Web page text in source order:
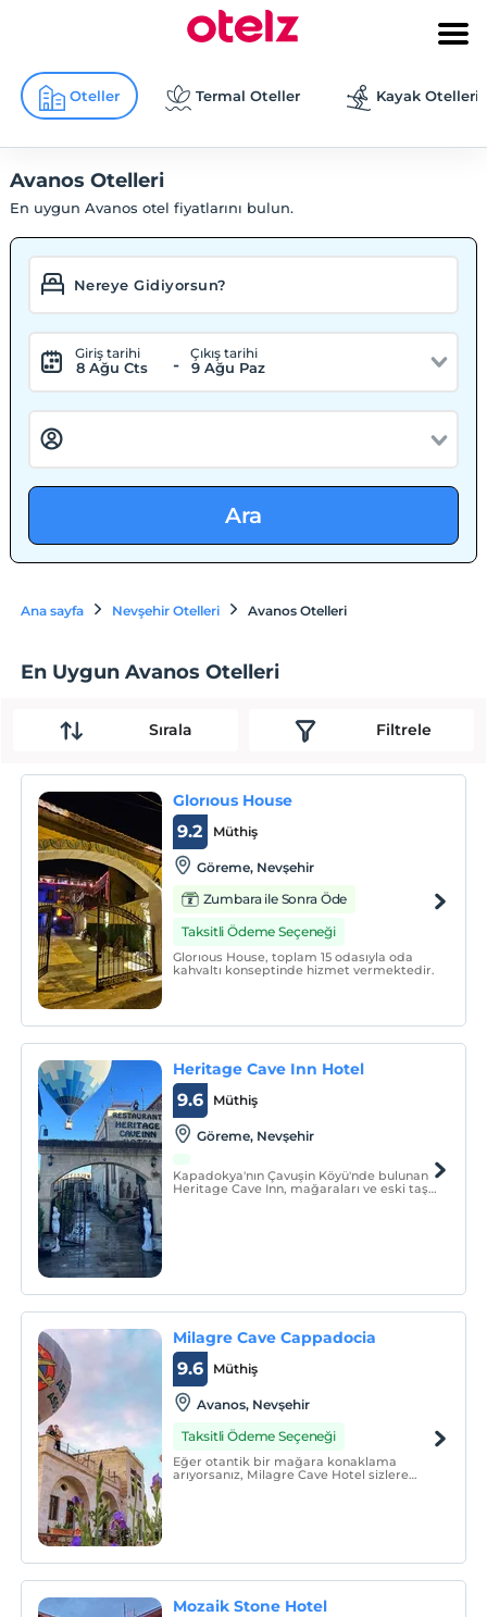
Oteller Termal Oteller Kayak Otelleri
Avanos Otelleri
En uygun Avanos otel fiyatlarını bulun.
Giriş tarihi
8 Ağu Cts -
Çıkış tarihi
9 Ağu Paz
Ara
Ana sayfa Nevşehir Otelleri Avanos Otelleri
En Uygun Avanos Otelleri
Sırala Filtrele
Glorıous House
Müthiş
9.2
Göreme, Nevşehir
Zumbara ile Sonra Öde
Taksitli Ödeme Seçeneği
Glorıous House, toplam 15 odasıyla oda
kahvaltı konseptinde hizmet vermektedir.
Heritage Cave Inn Hotel
Müthiş
9.6
Göreme, Nevşehir
Kapadokya'nın Çavuşin Köyü'nde bulunan
Heritage Cave Inn, mağaraları ve eski taş
Milagre Cave Cappadocia
Müthiş
9.6
Avanos, Nevşehir
Taksitli Ödeme Seçeneği
Eğer otantik bir mağara konaklama
arıyorsanız, Milagre Cave Hotel sizlere
Mozaik Stone Hotel